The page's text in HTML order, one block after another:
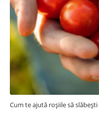
Cum te ajută roșiile să